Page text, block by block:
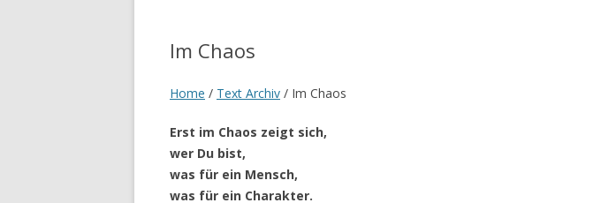
Im Chaos
Home / Text Archiv / Im Chaos
Erst im Chaos zeigt sich,
wer Du bist,
was für ein Mensch,
was für ein Charakter.